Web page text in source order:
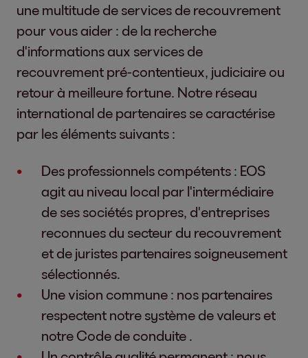
une multitude de services de recouvrement
pour vous aider : de la recherche
d'informations aux services de
recouvrement pré-contentieux, judiciaire ou
retour à meilleure fortune. Notre réseau
international de partenaires se caractérise
par les éléments suivants :
Des professionnels compétents : EOS
agit au niveau local par l'intermédiaire
de ses sociétés propres, d'entreprises
reconnues du secteur du recouvrement
et de juristes partenaires soigneusement
sélectionnés.
Une vision commune : nos partenaires
respectent notre système de valeurs et
notre Code de conduite .